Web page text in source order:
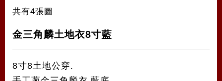
共有4張圖
金三角麟土地衣8寸藍
8寸8土地公穿.